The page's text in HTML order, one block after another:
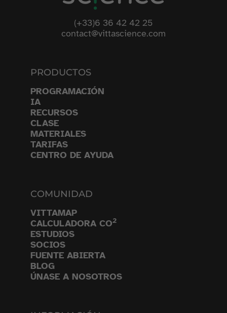
(+33)6 36 42 42 25
contact@vittascience.com
PRODUCTOS
PROGRAMACIÓN
IA
RECURSOS
CLASE
MATERIALES
TARIFAS
CENTRO DE AYUDA
COMUNIDAD
VITTAMAP
CALCULADORA CO2
ESTUDIOS
SOCIOS
FUENTE ABIERTA
BLOG
ÚNASE A NOSOTROS